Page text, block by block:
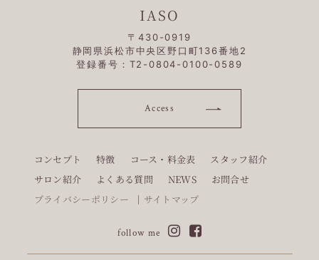
IASO
〒430-0919
静岡県浜松市中央区野口町136番地2
登録番号：T2-0804-0100-0589
Access
コンセプト 特徴 コース・料金表
スタッフ紹介
サロン紹介
よくある質問 NEWS
お問合せ
プライバシーポリシー
サイトマップ
follow me